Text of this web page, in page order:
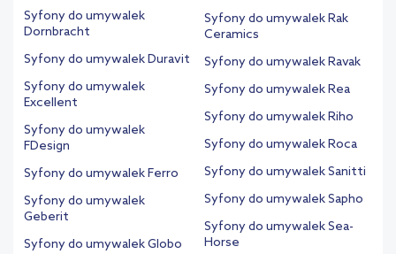
Syfony do umywalek
Dornbracht
Syfony do umywalek Duravit
Syfony do umywalek
Excellent
Syfony do umywalek
FDesign
Syfony do umywalek Ferro
Syfony do umywalek
Geberit
Syfony do umywalek Globo
Syfony do umywalek Rak
Ceramics
Syfony do umywalek Ravak
Syfony do umywalek Rea
Syfony do umywalek Riho
Syfony do umywalek Roca
Syfony do umywalek Sanitti
Syfony do umywalek Sapho
Syfony do umywalek Sea-
Horse